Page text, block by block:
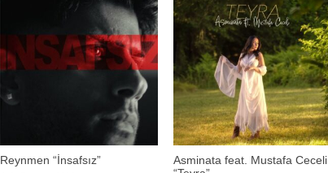
Reynmen “İnsafsız”
Asminata feat. Mustafa Ceceli